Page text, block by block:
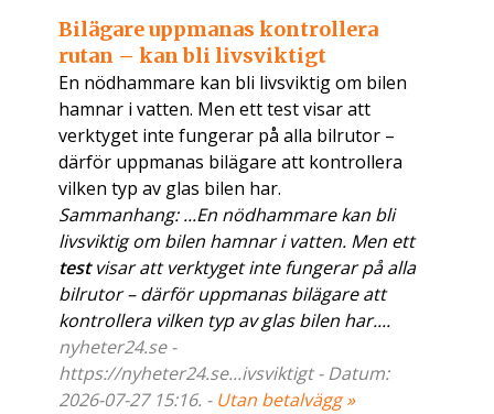
Bilägare uppmanas kontrollera
rutan – kan bli livsviktigt
En nödhammare kan bli livsviktig om bilen
hamnar i vatten. Men ett test visar att
verktyget inte fungerar på alla bilrutor –
därför uppmanas bilägare att kontrollera
vilken typ av glas bilen har.
Sammanhang: ...En nödhammare kan bli
livsviktig om bilen hamnar i vatten. Men ett
testvisar att verktyget inte fungerar på alla
bilrutor – därför uppmanas bilägare att
kontrollera vilken typ av glas bilen har....
nyheter24.se -
https://nyheter24.se...ivsviktigt - Datum:
2026-07-27 15:16. - Utan betalvägg »